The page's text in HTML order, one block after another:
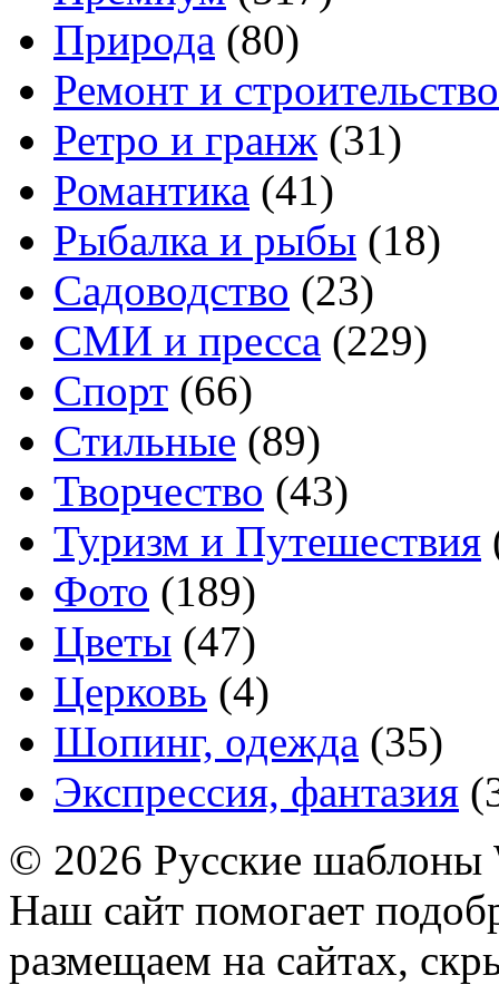
Природа (80)
Ремонт и строительство
Ретро и гранж (31)
Романтика (41)
Рыбалка и рыбы (18)
Садоводство (23)
СМИ и пресса (229)
Спорт (66)
Стильные (89)
Творчество (43)
Туризм и Путешествия
Фото (189)
Цветы (47)
Церковь (4)
Шопинг, одежда (35)
Экспрессия, фантазия
© 2026 Русские шаблоны
Наш сайт помогает
размещаем на сайтах,